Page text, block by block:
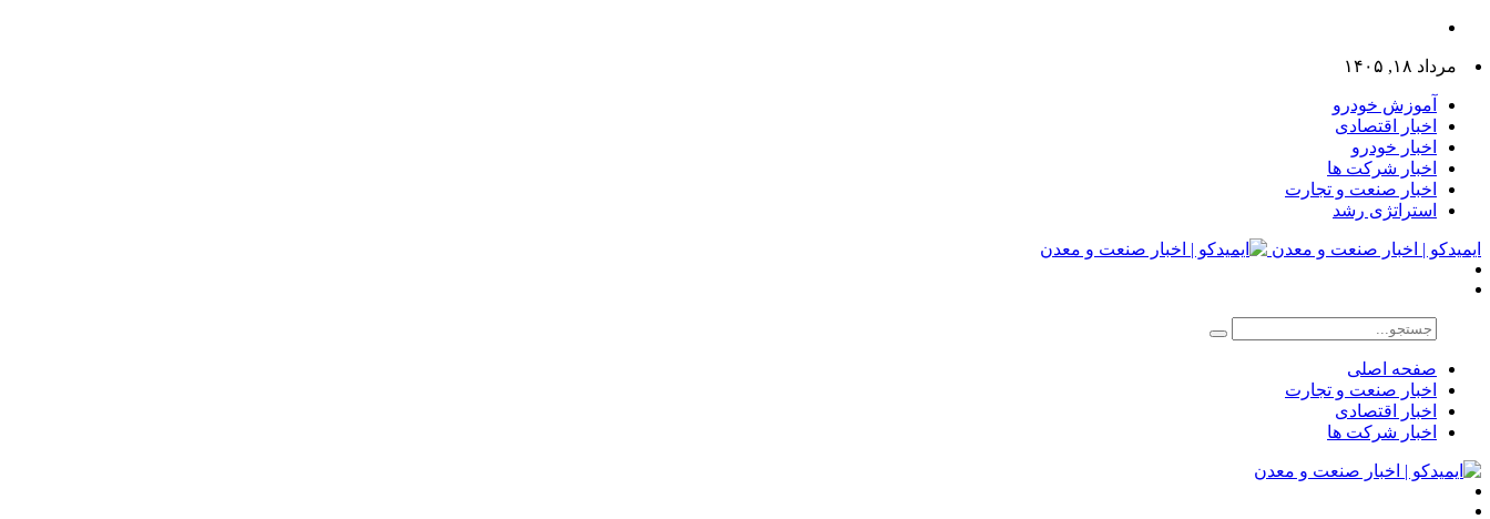
مرداد ۱۸, ۱۴۰۵
آموزش خودرو
اخبار اقتصادی
اخبار خودرو
اخبار شرکت ها
اخبار صنعت و تجارت
استراتژی رشد
ایمیدکو | اخبار صنعت و معدن
صفحه اصلی
اخبار صنعت و تجارت
اخبار اقتصادی
اخبار شرکت ها